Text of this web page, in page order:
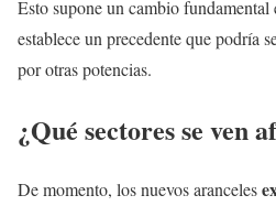
Esto supone un cambio
establece un precedente que
por otras potencias.
¿Qué sectores se ven
De momento, los nuevos aranceles